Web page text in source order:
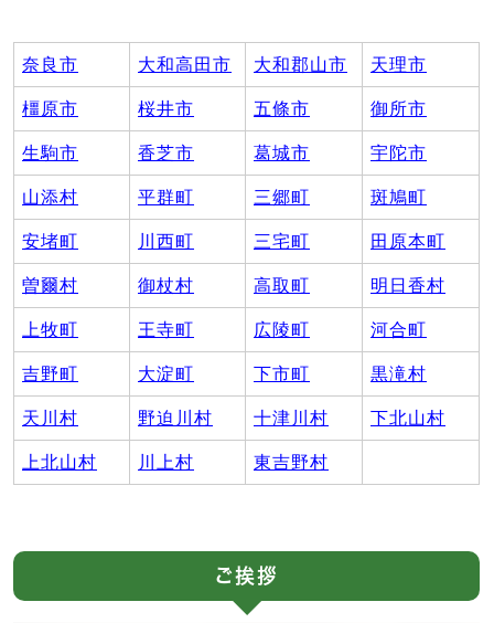
奈良市 大和高田市 大和郡山市 天理市
橿原市 桜井市 五條市 御所市
生駒市 香芝市 葛城市 宇陀市
山添村 平群町 三郷町 斑鳩町
安堵町 川西町 三宅町 田原本町
曽爾村 御杖村 高取町 明日香村
上牧町 王寺町 広陵町 河合町
吉野町 大淀町 下市町 黒滝村
天川村 野迫川村 十津川村 下北山村
上北山村 川上村 東吉野村
ご挨拶